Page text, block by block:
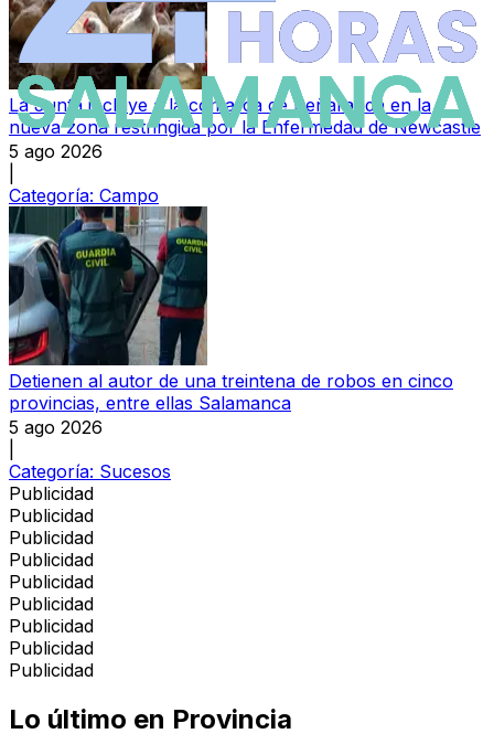
La Junta incluye a la comarca de Peñaranda en la
nueva zona restringida por la Enfermedad de Newcastle
5 ago 2026
Categoría: Campo
Detienen al autor de una treintena de robos en cinco
provincias, entre ellas Salamanca
5 ago 2026
Categoría: Sucesos
Publicidad
Publicidad
Publicidad
Publicidad
Publicidad
Publicidad
Publicidad
Publicidad
Publicidad
Lo último en Provincia